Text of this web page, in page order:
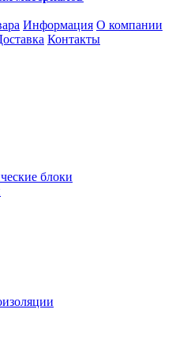
Информация О компании
Контакты
блоки